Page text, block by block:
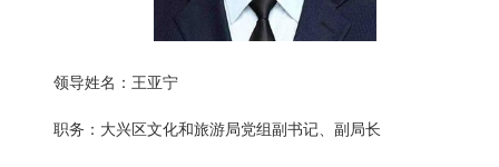
领导姓名：王亚宁
职务：大兴区文化和旅游局党组副书记、副局长